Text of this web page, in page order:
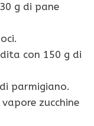
g di pane
con 150 g di
parmigiano.
zucchine